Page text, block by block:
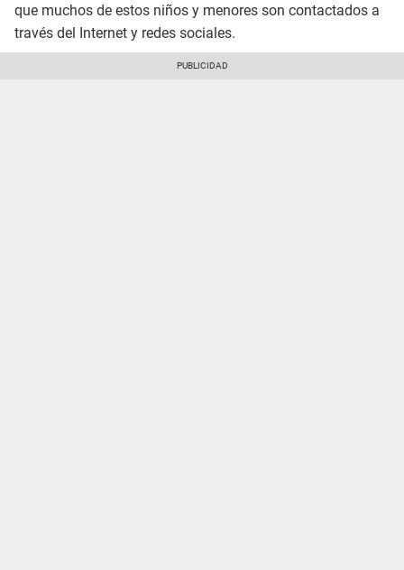
que muchos de estos niños y menores son contactados a
través del Internet y redes sociales.